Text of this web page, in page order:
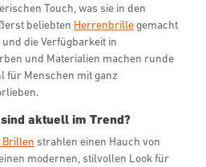
Touch, was sie in den
beliebten Herrenbrillegemacht
die Verfügbarkeit in
und Materialien machen runde
für Menschen mit ganz
aktuell im Trend?
Brillen strahlen einen Hauch von
modernen, stilvollen Look für